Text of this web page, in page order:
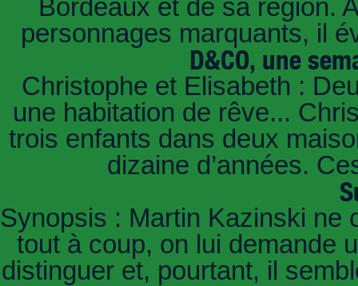
Bordeaux et de sa région.
personnages marquants, il
D&CO, une
Christophe et Elisabeth :
une habitation de rêve...
trois enfants dans deux
dizaine d’années.
Synopsis : Martin Kazinski ne
tout à coup, on lui demande
distinguer et, pourtant, il